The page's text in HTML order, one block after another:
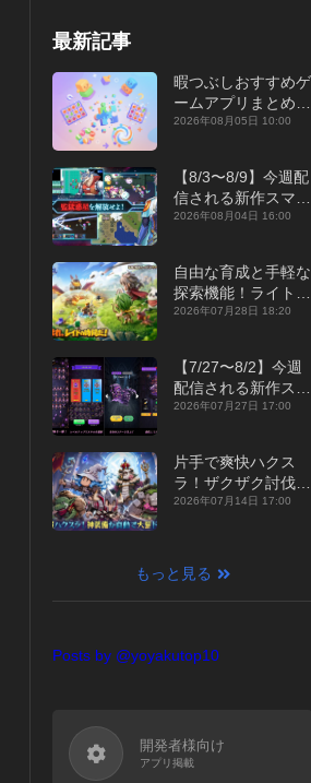
最新記事
暇つぶしおすすめゲ
ームアプリまとめ｜
オフライン対応あり
2026年08月05日 10:00
【8/3〜8/9】今週配
信される新作スマホ
ゲームをまとめてお
2026年08月04日 16:00
自由な育成と手軽な
探索機能！ライトカ
ジュアルMMORPG
征』【最新作PICKU
P】
2026年07月28日 18:20
【7/27〜8/2】今週
配信される新作スマ
ホゲームをまとめて
年】
2026年07月27日 17:00
片手で爽快ハクス
ラ！ザクザク討伐し
て神装備を集める放
【最新作PICKUP】
2026年07月14日 17:00
もっと見る
Posts by @yoyakutop10
開発者様向け
アプリ掲載